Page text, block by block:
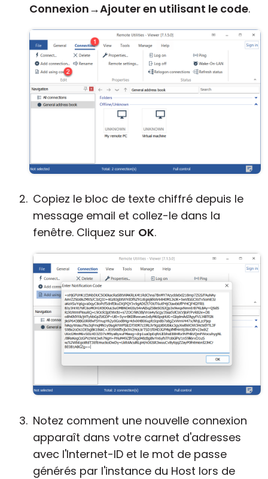
Connexion→Ajouter en utilisant le code.
Copiez le bloc de texte chiffré depuis le
message email et collez-le dans la
fenêtre. Cliquez sur OK.
Notez comment une nouvelle connexion
apparaît dans votre carnet d'adresses
avec l'Internet-ID et le mot de passe
générés par l'instance du Host lors de